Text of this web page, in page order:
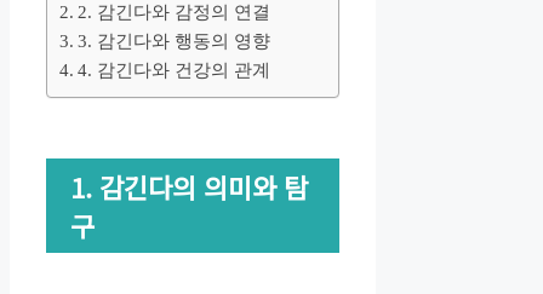
2. 감긴다와 감정의 연결
3. 감긴다와 행동의 영향
4. 감긴다와 건강의 관계
1. 감긴다의 의미와 탐
구